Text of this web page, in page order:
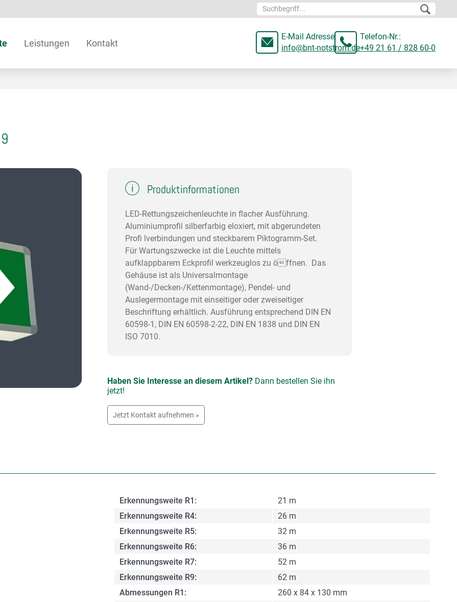
Leistungen Kontakt
E-Mail Adresse:
info@bnt-notstrom.de
Telefon-Nr.:
+49 21 61 / 828 60-0
Produktinformationen
LED-Rettungszeichenleuchte in flacher Ausführung.
Aluminiumprofil silberfarbig eloxiert, mit abgerundeten
Profi lverbindungen und steckbarem Piktogramm-Set.
Für Wartungszwecke ist die Leuchte mittels
aufklappbarem Eckprofil werkzeuglos zu öffnen. Das
Gehäuse ist als Universalmontage
(Wand-/Decken-/Kettenmontage), Pendel- und
Auslegermontage mit einseitiger oder zweiseitiger
Beschriftung erhältlich. Ausführung entsprechend DIN EN
60598-1, DIN EN 60598-2-22, DIN EN 1838 und DIN EN
ISO 7010.
Haben Sie Interesse an diesem Artikel? Dann bestellen Sie ihn
jetzt!
Jetzt Kontakt aufnehmen »
Erkennungsweite R1:
21 m
Erkennungsweite R4:
26 m
Erkennungsweite R5:
32 m
Erkennungsweite R6:
36 m
Erkennungsweite R7:
52 m
Erkennungsweite R9:
62 m
Abmessungen R1:
260 x 84 x 130 mm